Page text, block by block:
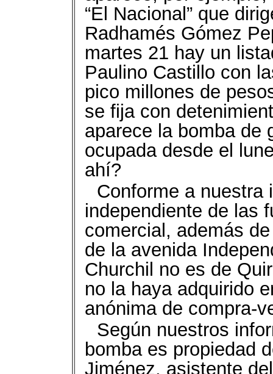
“El Nacional” que
Radhamés Gómez
martes 21 hay un
Paulino Castillo con
pico millones de
se fija con
aparece la bomba de
ocupada desde el
ahí?
Conforme a
independiente de las
comercial, además
de la avenida
Churchil no es de
no la haya adquirido
anónima de compra-
Según nuestros
bomba es propiedad
Jiménez, asistente